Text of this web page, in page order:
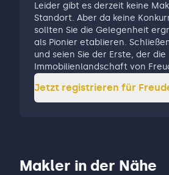
Leider gibt es derzeit keine
Standort. Aber da keine
sollten Sie die Gelegenheit
als Pionier etablieren.
und seien Sie der Erste, der die
Immobilienlandschaft von
Jetzt registrieren für
Makler in der Nähe